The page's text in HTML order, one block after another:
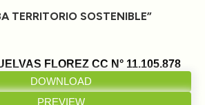
TERRITORIO SOSTENIBLE”
FLOREZ CC N° 11.105.878
DOWNLOAD
PREVIEW